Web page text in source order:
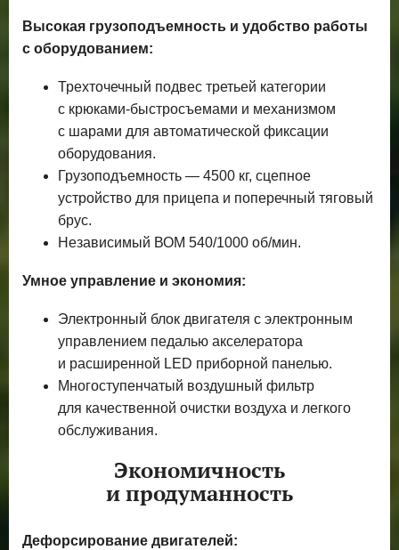
Высокая грузоподъемность и удобство работы
с оборудованием:
Трехточечный подвес третьей категории
с крюками-быстросъемами и механизмом
с шарами для автоматической фиксации
оборудования.
Грузоподъемность — 4500 кг, сцепное
устройство для прицепа и поперечный тяговый
брус.
Независимый ВОМ 540/1000 об/мин.
Умное управление и экономия:
Электронный блок двигателя с электронным
управлением педалью акселератора
и расширенной LED приборной панелью.
Многоступенчатый воздушный фильтр
для качественной очистки воздуха и легкого
обслуживания.
Экономичность
и продуманность
Дефорсирование двигателей: